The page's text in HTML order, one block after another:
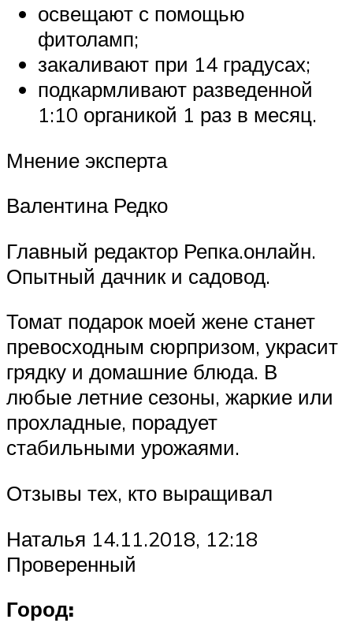
освещают с помощью
фитоламп;
закаливают при 14 градусах;
подкармливают разведенной
1:10 органикой 1 раз в месяц.
Мнение эксперта
Валентина Редко
Главный редактор Репка.онлайн.
Опытный дачник и садовод.
Томат подарок моей жене станет
превосходным сюрпризом, украсит
грядку и домашние блюда. В
любые летние сезоны, жаркие или
прохладные, порадует
стабильными урожаями.
Отзывы тех, кто выращивал
Наталья 14.11.2018, 12:18
Проверенный
Город: